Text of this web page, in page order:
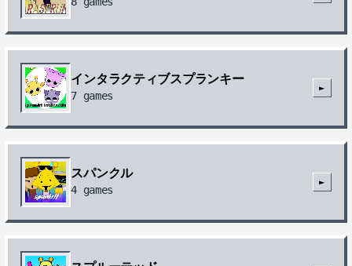
インタラクティブスプランキー
7 games
►
スパンクル
4 games
►